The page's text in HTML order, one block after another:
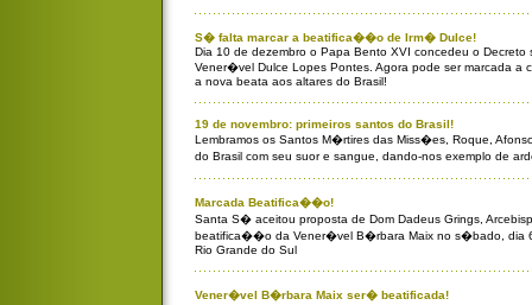
S� falta marcar a beatifica��o de Irm� Dulce!
Dia 10 de dezembro o Papa Bento XVI concedeu o Decreto
Vener�vel Dulce Lopes Pontes. Agora pode ser marcada
a nova beata aos altares do Brasil!
19 de novembro: primeiros santos do Brasil!
Lembramos os Santos M�rtires das Miss�es, Roque,
do Brasil com seu suor e sangue, dando-nos exemplo de
Marcada Beatifica��o!
Santa S� aceitou proposta de Dom Dadeus Grings,
beatifica��o da Vener�vel B�rbara Maix no s�bado, dia
Rio Grande do Sul
Vener�vel B�rbara Maix ser� beatificada!